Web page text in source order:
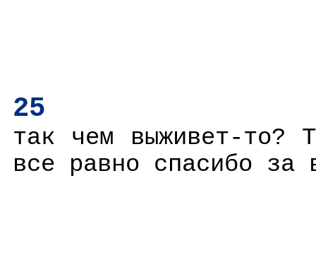
25
так чем выживет-
все равно спасибо за